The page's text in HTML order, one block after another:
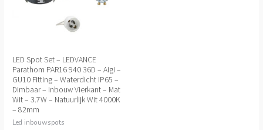
LED Spot Set – LEDVANCE
Parathom PAR16 940 36D – Aigi –
GU10 Fitting – Waterdicht IP65 –
Dimbaar – Inbouw Vierkant – Mat
Wit – 3.7W – Natuurlijk Wit 4000K
– 82mm
Led inbouwspots